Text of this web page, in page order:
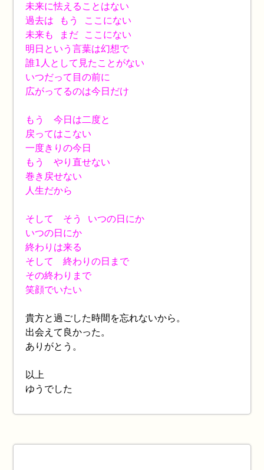
未来に怯えることはない
過去は もう ここにない
未来も まだ ここにない
明日という言葉は幻想で
誰1人として見たことがない
いつだって目の前に
広がってるのは今日だけ
もう 今日は二度と
戻ってはこない
一度きりの今日
もう やり直せない
巻き戻せない
人生だから
そして そう いつの日にか
いつの日にか
終わりは来る
そして 終わりの日まで
その終わりまで
笑顔でいたい
貴方と過ごした時間を忘れないから。
出会えて良かった。
ありがとう。
以上
ゆうでした